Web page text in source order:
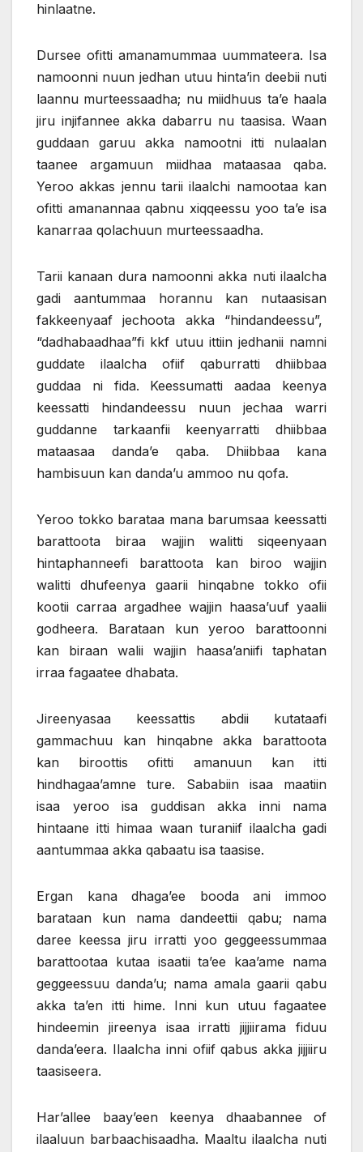
hinlaatne.
Dursee ofitti amanamummaa uummateera. Isa
namoonni nuun jedhan utuu hinta’in deebii nuti
laannu murteessaadha; nu miidhuus ta’e haala
jiru injifannee akka dabarru nu taasisa. Waan
guddaan garuu akka namootni itti nulaalan
taanee argamuun miidhaa mataasaa qaba.
Yeroo akkas jennu tarii ilaalchi namootaa kan
ofitti amanannaa qabnu xiqqeessu yoo ta’e isa
kanarraa qolachuun murteessaadha.
Tarii kanaan dura namoonni akka nuti ilaalcha
gadi aantummaa horannu kan nutaasisan
fakkeenyaaf jechoota akka “hindandeessu”,
“dadhabaadhaa”fi kkf utuu ittiin jedhanii namni
guddate ilaalcha ofiif qaburratti dhiibbaa
guddaa ni fida. Keessumatti aadaa keenya
keessatti hindandeessu nuun jechaa warri
guddanne tarkaanfii keenyarratti dhiibbaa
mataasaa danda’e qaba. Dhiibbaa kana
hambisuun kan danda’u ammoo nu qofa.
Yeroo tokko barataa mana barumsaa keessatti
barattoota biraa wajjin walitti siqeenyaan
hintaphanneefi barattoota kan biroo wajjin
walitti dhufeenya gaarii hinqabne tokko ofii
kootii carraa argadhee wajjin haasa’uuf yaalii
godheera. Barataan kun yeroo barattoonni
kan biraan walii wajjin haasa’aniifi taphatan
irraa fagaatee dhabata.
Jireenyasaa keessattis abdii kutataafi
gammachuu kan hinqabne akka barattoota
kan biroottis ofitti amanuun kan itti
hindhagaa’amne ture. Sababiin isaa maatiin
isaa yeroo isa guddisan akka inni nama
hintaane itti himaa waan turaniif ilaalcha gadi
aantummaa akka qabaatu isa taasise.
Ergan kana dhaga’ee booda ani immoo
barataan kun nama dandeettii qabu; nama
daree keessa jiru irratti yoo geggeessummaa
barattootaa kutaa isaatii ta’ee kaa’ame nama
geggeessuu danda’u; nama amala gaarii qabu
akka ta’en itti hime. Inni kun utuu fagaatee
hindeemin jireenya isaa irratti jijjiirama fiduu
danda’eera. Ilaalcha inni ofiif qabus akka jijjiiru
taasiseera.
Har’allee baay’een keenya dhaabannee of
ilaaluun barbaachisaadha. Maaltu ilaalcha nuti